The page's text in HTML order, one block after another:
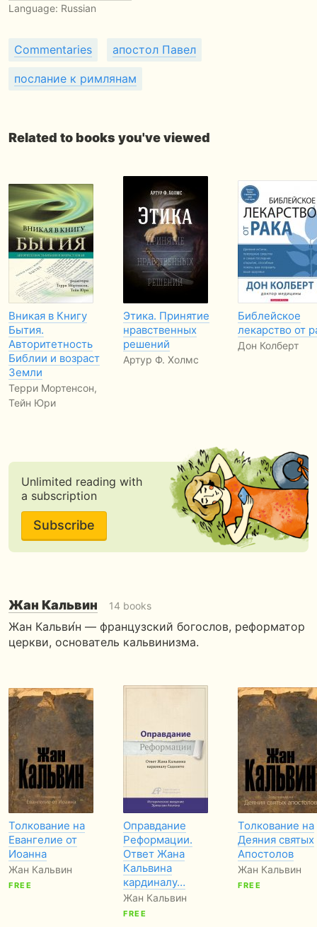
Language: Russian
Commentaries апостол Павел
послание к римлянам
Related to books you've viewed
Вникая в Книгу
Бытия.
Авторитетность
Библии и возраст
Земли
Терри Мортенсон,
Тейн Юри
Этика. Принятие
нравственных
решений
Артур Ф. Холмс
Библейское
лекарство от
Дон Колберт
Unlimited reading with
a subscription
Subscribe
Жан Кальвин 14 books
Жан Кальви́н — французский богослов, реформатор
церкви, основатель кальвинизма.
Толкование на
Евангелие от
Иоанна
Жан Кальвин
FREE
Оправдание
Реформации.
Ответ Жана
Кальвина
кардиналу…
Жан Кальвин
FREE
Толкование на
Деяния святых
Апостолов
Жан Кальвин
FREE